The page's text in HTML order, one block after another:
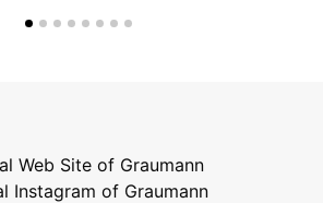
Web Site of Graumann
Instagram of Graumann